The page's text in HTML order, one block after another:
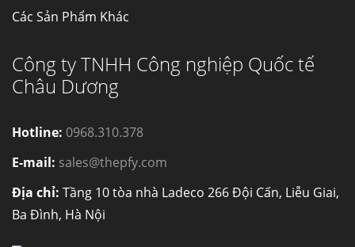
Các Sản Phẩm Khác
Công ty TNHH Công nghiệp Quốc tế
Châu Dương
Hotline: 0968.310.378
E-mail: sales@thepfy.com
Địa chỉ: Tầng 10 tòa nhà Ladeco 266 Đội Cấn, Liễu Giai,
Ba Đình, Hà Nội